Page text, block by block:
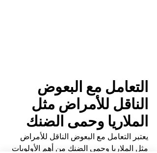
التعامل مع البعوض
الناقل للأمراض مثل
الملاريا وحمى الضنك
يعتبر التعامل مع البعوض الناقل للأمراض
مثل الملاريا وحمى الضنك من أهم الأولويات